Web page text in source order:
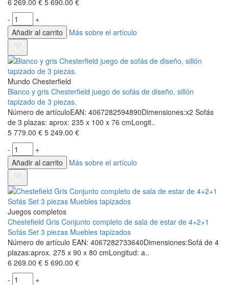
6 269.00 € 5 690.00 €
-
+
Añadir al carrito
Más sobre el artículo
Mundo Chesterfield
Blanco y gris Chesterfield juego de sofás de diseño, sillón
tapizado de 3 piezas.
Número de artículoEAN: 4067282594890Dimensiones:x2 Sofás
de 3 plazas: aprox: 235 x 100 x 76 cmLongit..
5 779.00 € 5 249.00 €
-
+
Añadir al carrito
Más sobre el artículo
Juegos completos
Chestefield Gris Conjunto completo de sala de estar de 4+2+1
Sofás Set 3 piezas Muebles tapizados
Número de artículo EAN: 4067282733640Dimensiones:Sofá de 4
plazas:aprox. 275 x 90 x 80 cmLongitud: a..
6 269.00 € 5 690.00 €
-
+